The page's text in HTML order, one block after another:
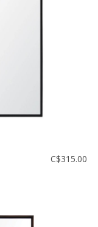
C$315.00